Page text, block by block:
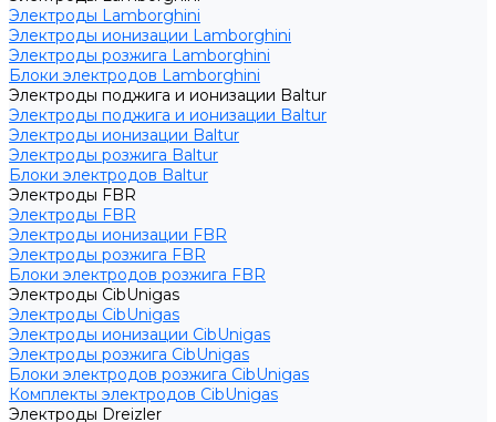
Электроды Lamborghini
Электроды ионизации Lamborghini
Электроды розжига Lamborghini
Блоки электродов Lamborghini
Электроды поджига и ионизации Baltur
Электроды поджига и ионизации Baltur
Электроды ионизации Baltur
Электроды розжига Baltur
Блоки электродов Baltur
Электроды FBR
Электроды FBR
Электроды ионизации FBR
Электроды розжига FBR
Блоки электродов розжига FBR
Электроды CibUnigas
Электроды CibUnigas
Электроды ионизации CibUnigas
Электроды розжига CibUnigas
Блоки электродов розжига CibUnigas
Комплекты электродов CibUnigas
Электроды Dreizler